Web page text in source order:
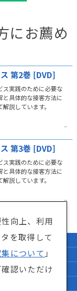
にお薦め
第2巻 [DVD]
ス実践のために必要な
と具体的な接客方法に
説しています。
第3巻 [DVD]
ス実践のために必要な
と具体的な接客方法に
説しています。
向上、利用
を取得して
について 」
認いただけ
サイトマップ
商法」に関して
ける情報収集について